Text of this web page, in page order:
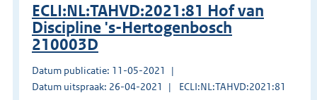
ECLI:NL:TAHVD:2021:81 Hof van
Discipline 's-Hertogenbosch
210003D
Datum publicatie: 11-05-2021
Datum uitspraak: 26-04-2021
ECLI:NL:TAHVD:2021:81